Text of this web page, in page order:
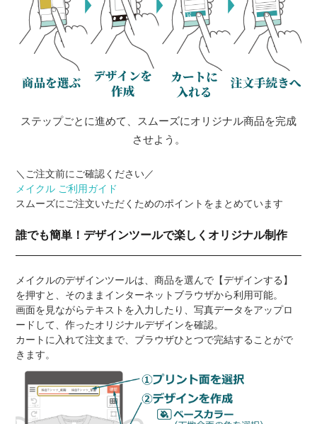
ステップごとに進めて、スムーズにオリジナル商品を完成
させよう。
＼ご注文前にご確認ください／
メイクル ご利用ガイド
スムーズにご注文いただくためのポイントをまとめています
誰でも簡単！デザインツールで楽しくオリジナル制作
メイクルのデザインツールは、商品を選んで【デザインする】
を押すと、そのままインターネットブラウザから利用可能。
画面を見ながらテキストを入力したり、写真データをアップロ
ードして、作ったオリジナルデザインを確認。
カートに入れて注文まで、ブラウザひとつで完結することがで
きます。